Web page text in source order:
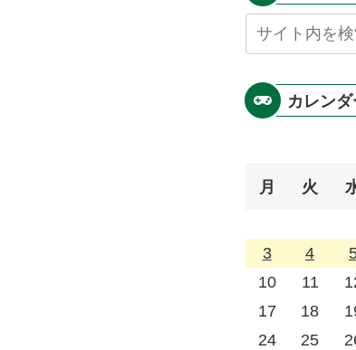
カレンダ
月 火
3
4
10
11
17
18
24
25